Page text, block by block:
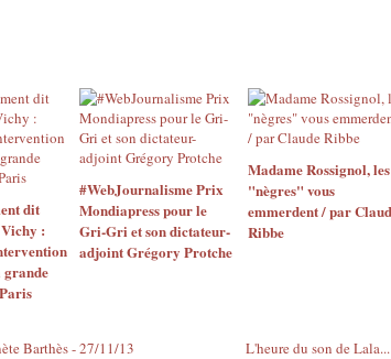
dit
:
#WebJournalisme Prix
Mondiapress pour le
Gri-Gri et son dictateur-
adjoint Grégory Protche
Madame Rossignol, les
"nègres" vous
emmerdent / par
Ribbe
Barthès - 27/11/13 L'heure du son de Lala...